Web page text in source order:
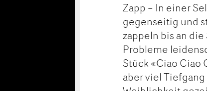
Zapp – In einer
gegenseitig und
zappeln bis an
Probleme
Stück «Ciao Ciao
aber viel